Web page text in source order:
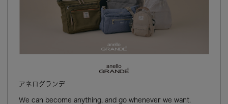
アネログランデ
We can become anything, and go whenever we want.